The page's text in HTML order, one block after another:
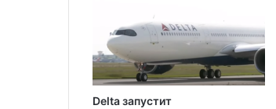
Delta запустит